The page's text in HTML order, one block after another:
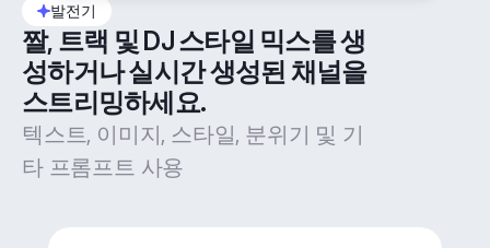
발전기
짤, 트랙 및 DJ 스타일 믹스를 생
성하거나 실시간 생성된 채널을
스트리밍하세요.
텍스트, 이미지, 스타일, 분위기 및 기
타 프롬프트 사용